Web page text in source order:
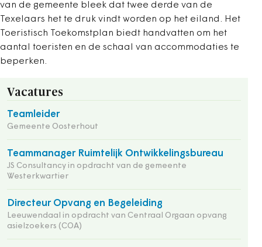
van de gemeente bleek dat twee derde van de
Texelaars het te druk vindt worden op het eiland. Het
Toeristisch Toekomstplan biedt handvatten om het
aantal toeristen en de schaal van accommodaties te
beperken.
Vacatures
Teamleider
Gemeente Oosterhout
Teammanager Ruimtelijk Ontwikkelingsbureau
JS Consultancy in opdracht van de gemeente
Westerkwartier
Directeur Opvang en Begeleiding
Leeuwendaal in opdracht van Centraal Orgaan opvang
asielzoekers (COA)